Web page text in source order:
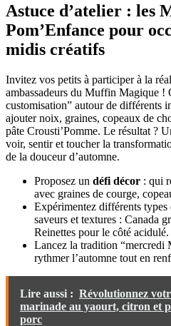
Astuce d’atelier : les
Pom’Enfance pour
midis créatifs
Invitez vos petits à participer à la
ambassadeurs du Muffin Magique !
customisation” autour de différents
ajouter noix, graines, copeaux de
pâte Crousti’Pomme. Le résultat ?
voir, sentir et toucher la
de la douceur d’automne.
Proposez un défi décor : qui
avec graines de courge,
Expérimentez différents
saveurs et textures : Canada
Reinettes pour le côté acidulé.
Lancez la tradition “mercredi
rythmer l’automne tout en
Lire aussi : Révolutionnez
marinade au yaourt, citron et
porc